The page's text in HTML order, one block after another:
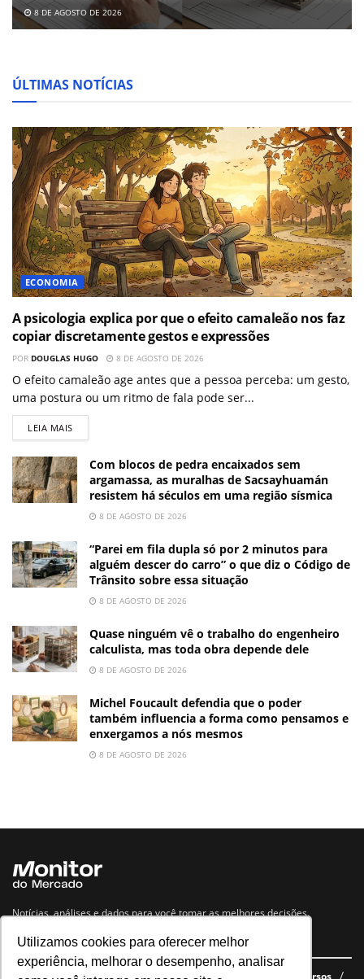
Utilizamos cookies para oferecer melhor
experiência, melhorar o desempenho, analisar
8 DE AGOSTO DE 2026
ÚLTIMAS NOTÍCIAS
ECONOMIA
A psicologia explica por que o efeito camaleão nos faz
copiar discretamente gestos e expressões
POR DOUGLAS HUGO 8 DE AGOSTO DE 2026
O efeito camaleão age antes que a pessoa perceba: um gesto,
uma postura ou um ritmo de fala pode ser...
LEIA MAIS
Com blocos de pedra encaixados sem
argamassa, as muralhas de Sacsayhuamán
resistem há séculos em uma região sísmica
8 DE AGOSTO DE 2026
“Parei em fila dupla só por 2 minutos para
alguém descer do carro” o que diz o Código de
Trânsito sobre essa situação
8 DE AGOSTO DE 2026
Quase ninguém vê o trabalho do engenheiro
calculista, mas toda obra depende dele
8 DE AGOSTO DE 2026
Michel Foucault defendia que o poder
também influencia a forma como pensamos e
enxergamos a nós mesmos
8 DE AGOSTO DE 2026
Notícias, análises e dados para você tomar as melhores decisões.
Navegue no site
Últimas notícias Quem somos E-books gratuitos Cursos